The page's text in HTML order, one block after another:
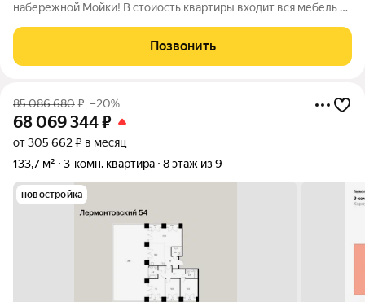
набережной Мойки! В стоиость квартиры входит вся мебель и
100 на набережной реки Мойки. На площади в 230 м
реализована удобная планировка, в
Позвонить
85 086 680₽ –20%
68 069 344₽
от 305 662 ₽ в месяц
133,7 м²
3-комн. квартира 8 этаж из 9
новостройка